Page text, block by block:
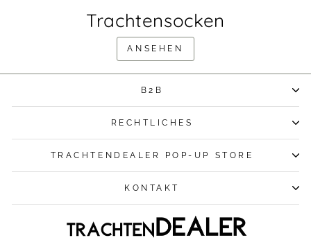
Trachtensocken
ANSEHEN
B2B
RECHTLICHES
TRACHTENDEALER POP-UP STORE
KONTAKT